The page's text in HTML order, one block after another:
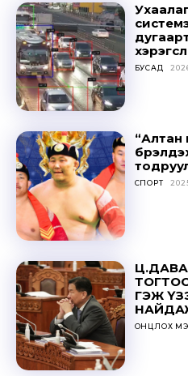
БУСАД
“Алтан
СПОРТ
ГЭЖ
ОНЦЛОХ